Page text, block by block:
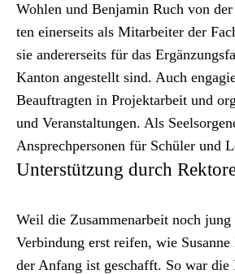
Wohlen und Ben­jamin Ruch von
ten ein­er­seits als Mitar­beit­er der
sie ander­er­seits für das
Kan­ton angestellt sind. Auch
Beauf­tragten in Pro­jek­tar­beit und
und Ver­anstal­tun­gen. Als
Ansprech­per­so­n­en für Schüler und
Unterstützung durch
Weil die Zusam­me­nar­beit noch jung
Verbindung erst reifen, wie
der Anfang ist geschafft. So war die